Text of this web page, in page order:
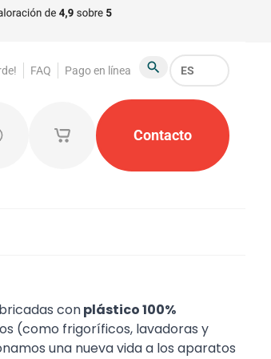
FAQ Pago en línea
Buscar
ES
guardarropa Productos
sesiónMis carritos de compras guardados
Contacto
conplástico 100%
(como frigoríficos, lavadoras y
una nueva vida a los aparatos